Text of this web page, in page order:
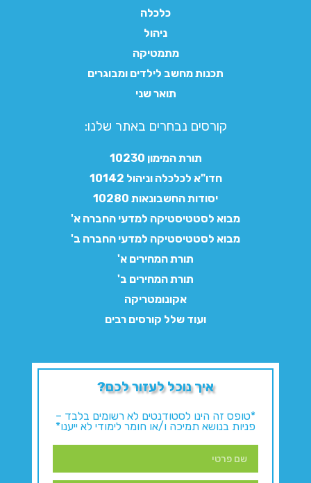
כלכלה
ניהול
מתמטיקה
תכנות מחשב לילדים ומבוגרים
תואר שני
קורסים נבחרים באתר שלנו:​
תורת המימון 10230
חדו"א לכלכלה וניהול 10142
יסודות החשבונאות 10280
מבוא לסטטיסטיקה למדעי החברה א'
מבוא לסטטיסטיקה למדעי החברה ב'
תורת המחירים א'
תורת המחירים ב'
אקונומטריקה
ועוד שלל קורסים רבים
איך נוכל לעזור לכם?
*טופס זה הינו לסטודנטים לא רשומים בלבד –
פניות בנושא תמיכה ו/או חומר לימודי לא ייענו*